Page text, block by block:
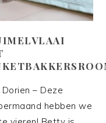
– Deze
hebben we